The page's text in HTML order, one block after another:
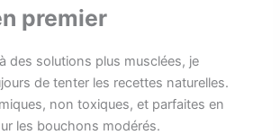
premier
des solutions plus musclées, je
de tenter les recettes naturelles.
non toxiques, et parfaites en
les bouchons modérés.